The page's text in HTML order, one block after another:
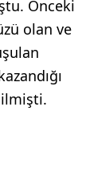
Önceki
olan ve